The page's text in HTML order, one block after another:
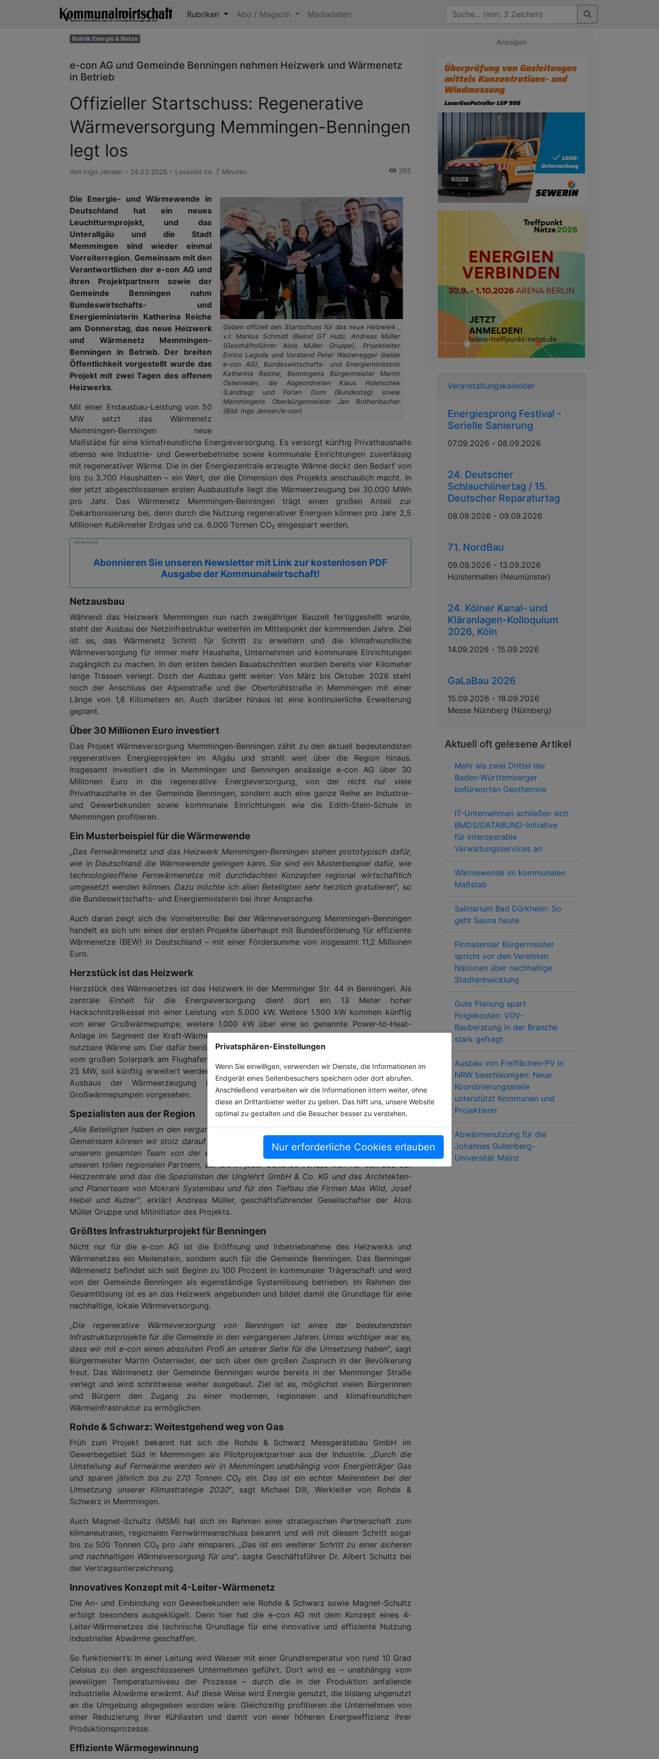
Rubriken Abo / Magazin Mediadaten
Privatsphären-Einstellungen
Wenn Sie einwilligen, verwenden wir Dienste, die Informationen im
Endgerät eines Seitenbesuchers speichern oder dort abrufen.
Anschließend verarbeiten wir die Informationen intern weiter, ohne
diese an Drittanbieter weiter zu geben. Das hilft uns, unsere Website
optimal zu gestalten und die Besucher besser zu verstehen.
Nur erforderliche Cookies erlauben
Rubrik Energie & Netze
e-con AG und Gemeinde Benningen nehmen Heizwerk und Wärmenetz
in Betrieb
Offizieller Startschuss: Regenerative
Wärmeversorgung Memmingen-Benningen
legt los
Von Ingo Jensen – 24.03.2026 – Lesezeit ca. 7 Minuten 265
Gaben offiziell den Startschuss für das neue Heizwerk ,
v.l: Markus Schmidt (Beirat GT Hub), Andreas Müller
(Geschäftsführer Alois Müller Gruppe), Projektleiter
Enrico Lagoda und Vorstand Peter Waizenegger (beide
e-con AG), Bundeswirtschafts- und Energieministerin
Katherina Reiche, Benningens Bürgermeister Martin
Osterrieder, die Abgeordneten Klaus Holetschek
(Landtag) und Forian Dorn (Bundestag) sowie
Memmingens Oberbürgermeister Jan Rothenbacher
(Bild: Ingo Jensen/e-con)
Die Energie- und Wärmewende in
Deutschland hat ein neues
Leuchtturmprojekt, und das
Unterallgäu und die Stadt
Memmingen sind wieder einmal
Vorreiterregion. Gemeinsam mit den
Verantwortlichen der e-con AG und
ihren Projektpartnern sowie der
Gemeinde Benningen nahm
Bundeswirtschafts- und
Energieministerin Katherina Reiche
am Donnerstag, das neue Heizwerk
und Wärmenetz Memmingen-
Benningen in Betrieb. Der breiten
Öffentlichkeit vorgestellt wurde das
Projekt mit zwei Tagen des offenen
Heizwerks.
Mit einer Endausbau-Leistung von 50
MW setzt das Wärmenetz
Memmingen-Benningen neue
Maßstäbe für eine klimafreundliche Energieversorgung. Es versorgt künftig Privathaushalte
ebenso wie Industrie- und Gewerbebetriebe sowie kommunale Einrichtungen zuverlässig
mit regenerativer Wärme. Die in der Energiezentrale erzeugte Wärme deckt den Bedarf von
bis zu 3.700 Haushalten – ein Wert, der die Dimension des Projekts anschaulich macht. In
der jetzt abgeschlossenen ersten Ausbaustufe liegt die Wärmeerzeugung bei 30.000 MWh
pro Jahr. Das Wärmenetz Memmingen-Benningen trägt einen großen Anteil zur
Dekarbonisierung bei, denn durch die Nutzung regenerativer Energien können pro Jahr 2,5
Millionen Kubikmeter Erdgas und ca. 6.000 Tonnen CO₂ eingespart werden.
Advertising
Abonnieren Sie unseren Newsletter mit Link zur kostenlosen PDF
Ausgabe der Kommunalwirtschaft!
Netzausbau
Während das Heizwerk Memmingen nun nach zweijähriger Bauzeit fertiggestellt wurde,
steht der Ausbau der Netzinfrastruktur weiterhin im Mittelpunkt der kommenden Jahre. Ziel
ist es, das Wärmenetz Schritt für Schritt zu erweitern und die klimafreundliche
Wärmeversorgung für immer mehr Haushalte, Unternehmen und kommunale Einrichtungen
zugänglich zu machen. In den ersten beiden Bauabschnitten wurden bereits vier Kilometer
lange Trassen verlegt. Doch der Ausbau geht weiter: Von März bis Oktober 2026 steht
noch der Anschluss der Alpenstraße und der Oberbrühlstraße in Memmingen mit einer
Länge von 1,8 Kilometern an. Auch darüber hinaus ist eine kontinuierliche Erweiterung
geplant.
Über 30 Millionen Euro investiert
Das Projekt Wärmeversorgung Memmingen-Benningen zählt zu den aktuell bedeutendsten
regenerativen Energieprojekten im Allgäu und strahlt weit über die Region hinaus.
Insgesamt investiert die in Memmingen und Benningen ansässige e-con AG über 30
Millionen Euro in die regenerative Energieversorgung, von der nicht nur viele
Privathaushalte in der Gemeinde Benningen, sondern auch eine ganze Reihe an Industrie-
und Gewerbekunden sowie kommunale Einrichtungen wie die Edith-Stein-Schule in
Memmingen profitieren.
Ein Musterbeispiel für die Wärmewende
„Das Fernwärmenetz und das Heizwerk Memmingen-Benningen stehen prototypisch dafür,
wie in Deutschland die Wärmewende gelingen kann. Sie sind ein Musterbeispiel dafür, wie
technologieoffene Fernwärmenetze mit durchdachten Konzepten regional wirtschaftlich
umgesetzt werden können. Dazu möchte ich allen Beteiligten sehr herzlich gratulieren“, so
die Bundeswirtschafts- und Energieministerin bei ihrer Ansprache.
Auch daran zeigt sich die Vorreiterrolle: Bei der Wärmeversorgung Memmingen-Benningen
handelt es sich um eines der ersten Projekte überhaupt mit Bundesförderung für effiziente
Wärmenetze (BEW) in Deutschland – mit einer Fördersumme von insgesamt 11,2 Millionen
Euro.
Herzstück ist das Heizwerk
Herzstück des Wärmenetzes ist das Heizwerk in der Memminger Str. 44 in Benningen. Als
zentrale Einheit für die Energieversorgung dient dort ein 13 Meter hoher
Hackschnitzelkessel mit einer Leistung von 5.000 kW. Weitere 1.500 kW kommen künftig
von einer Großwärmepumpe, weitere 1.000 kW über eine so genannte Power-to-Heat-
Anlage im Segment der Kraft-Wärme-Kopplung. Ein Elektrokessel wandelt dabei Strom in
nutzbare Wärme um. Der dafür benötigte Strom wird regenerativ erzeugt, er kommt direkt
vom großen Solarpark am Flughafen Memmingen. Dieser hat aktuell eine Leistung von ca.
25 MW, soll künftig erweitert werden und Batteriespeicher erhalten. Im Zuge des weiteren
Ausbaus der Wärmeerzeugung im Heizwerk ist die Installation von weiteren
Großwärmepumpen vorgesehen.
Spezialisten aus der Region
„Alle Beteiligten haben in den vergangenen zwei Jahren wirklich Herausragendes geleistet.
Gemeinsam können wir stolz darauf sein, was wir erreicht haben. Mein Dank gilt nicht nur
unserem gesamten Team von der e-con AG und der Alois Müller GmbH, sondern auch
unseren tollen regionalen Partnern, auf die in jeder Sekunde Verlass war. Für den Bau der
Heizzentrale sind das die Spezialisten der Unglehrt GmbH & Co. KG und das Architekten-
und Planerteam von Mokrani Systembau und für den Tiefbau die Firmen Max Wild, Josef
Hebel und Kutter“, erklärt Andreas Müller, geschäftsführender Gesellschafter der Alois
Müller Gruppe und Mitinitiator des Projekts.
Größtes Infrastrukturprojekt für Benningen
Nicht nur für die e-con AG ist die Eröffnung und Inbetriebnahme des Heizwerks und
Wärmenetzes ein Meilenstein, sondern auch für die Gemeinde Benningen. Das Benninger
Wärmenetz befindet sich seit Beginn zu 100 Prozent in kommunaler Trägerschaft und wird
von der Gemeinde Benningen als eigenständige Systemlösung betrieben. Im Rahmen der
Gesamtlösung ist es an das Heizwerk angebunden und bildet damit die Grundlage für eine
nachhaltige, lokale Wärmeversorgung.
„Die regenerative Wärmeversorgung von Benningen ist eines der bedeutendsten
Infrastrukturprojekte für die Gemeinde in den vergangenen Jahren. Umso wichtiger war es,
dass wir mit e-con einen absoluten Profi an unserer Seite für die Umsetzung haben“, sagt
Bürgermeister Martin Osterrieder, der sich über den großen Zuspruch in der Bevölkerung
freut. Das Wärmenetz der Gemeinde Benningen wurde bereits in der Memminger Straße
verlegt und wird schrittweise weiter ausgebaut. Ziel ist es, möglichst vielen Bürgerinnen
und Bürgern den Zugang zu einer modernen, regionalen und klimafreundlichen
Wärmeinfrastruktur zu ermöglichen.
Rohde & Schwarz: Weitestgehend weg von Gas
Früh zum Projekt bekannt hat sich die Rohde & Schwarz Messgerätebau GmbH im
Gewerbegebiet Süd in Memmingen als Pilotprojektpartner aus der Industrie. „Durch die
Umstellung auf Fernwärme werden wir in Memmingen unabhängig vom Energieträger Gas
und sparen jährlich bis zu 270 Tonnen CO₂ ein. Das ist ein echter Meilenstein bei der
Umsetzung unserer Klimastrategie 2030“, sagt Michael Dill, Werkleiter von Rohde &
Schwarz in Memmingen.
Auch Magnet-Schultz (MSM) hat sich im Rahmen einer strategischen Partnerschaft zum
klimaneutralen, regionalen Fernwärmeanschluss bekannt und will mit diesem Schritt sogar
bis zu 500 Tonnen CO₂ pro Jahr einsparen. „Das ist ein weiterer Schritt zu einer sicheren
und nachhaltigen Wärmeversorgung für uns“, sagte Geschäftsführer Dr. Albert Schultz bei
der Vertragsunterzeichnung.
Innovatives Konzept mit 4-Leiter-Wärmenetz
Die An- und Einbindung von Gewerbekunden wie Rohde & Schwarz sowie Magnet-Schultz
erfolgt besonders ausgeklügelt. Denn hier hat die e-con AG mit dem Konzept eines 4-
Leiter-Wärmenetzes die technische Grundlage für eine innovative und effiziente Nutzung
industrieller Abwärme geschaffen.
So funktioniert’s: In einer Leitung wird Wasser mit einer Grundtemperatur von rund 10 Grad
Celsius zu den angeschlossenen Unternehmen geführt. Dort wird es – unabhängig vom
jeweiligen Temperaturniveau der Prozesse – durch die in der Produktion anfallende
industrielle Abwärme erwärmt. Auf diese Weise wird Energie genutzt, die bislang ungenutzt
an die Umgebung abgegeben worden wäre. Gleichzeitig profitieren die Unternehmen von
einer Reduzierung ihrer Kühllasten und damit von einer höheren Energieeffizienz ihrer
Produktionsprozesse.
Effiziente Wärmegewinnung
Anzeigen
Veranstaltungskalender
Energiesprong Festival -
Serielle Sanierung
07.09.2026 - 08.09.2026
24. Deutscher
Schlauchlinertag / 15.
Deutscher Reparaturtag
08.09.2026 - 09.09.2026
71. NordBau
09.09.2026 - 13.09.2026
Holstenhallen (Neumünster)
24. Kölner Kanal- und
Kläranlagen-Kolloquium
2026, Köln
14.09.2026 - 15.09.2026
GaLaBau 2026
15.09.2026 - 18.09.2026
Messe Nürnberg (Nürnberg)
Aktuell oft gelesene Artikel
Mehr als zwei Drittel der
Baden-Württemberger
befürworten Geothermie
IT-Unternehmen schließen sich
BMDS/DATABUND-Initiative
für interoperable
Verwaltungsservices an
Wärmewende im kommunalen
Maßstab
Salinarium Bad Dürkheim: So
geht Sauna heute
Pirmasenser Bürgermeister
spricht vor den Vereinten
Nationen über nachhaltige
Stadtentwicklung
Gute Planung spart
Folgekosten: VDV-
Bauberatung in der Branche
stark gefragt
Ausbau von Freiflächen-PV in
NRW beschleunigen: Neue
Koordinierungsstelle
unterstützt Kommunen und
Projektierer
Abwärmenutzung für die
Johannes Gutenberg-
Universität Mainz